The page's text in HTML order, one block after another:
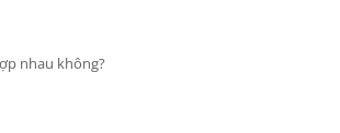
nhau không?